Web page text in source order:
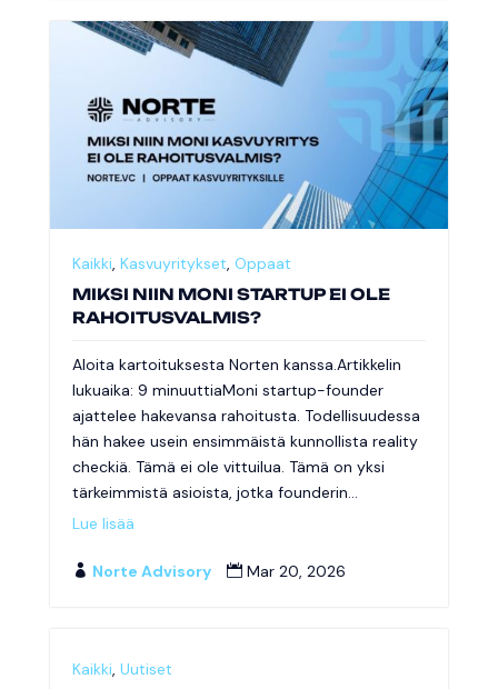
Kaikki, Kasvuyritykset, Oppaat
MIKSI NIIN MONI STARTUP EI OLE
RAHOITUSVALMIS?
Aloita kartoituksesta Norten kanssa.Artikkelin
lukuaika: 9 minuuttiaMoni startup-founder
ajattelee hakevansa rahoitusta. Todellisuudessa
hän hakee usein ensimmäistä kunnollista reality
checkiä. Tämä ei ole vittuilua. Tämä on yksi
tärkeimmistä asioista, jotka founderin...
Lue lisää
 Norte Advisory  Mar 20, 2026
Kaikki, Uutiset